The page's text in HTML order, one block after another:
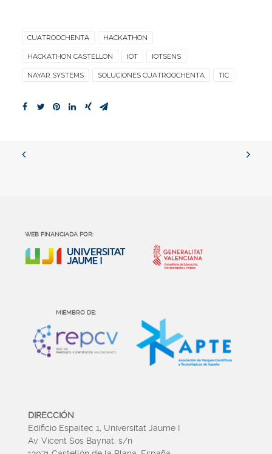
CUATROOCHENTA HACKATHON
HACKATHON CASTELLON IOT IOTSENS
NAYAR SYSTEMS SOLUCIONES CUATROOCHENTA TIC
WEB FINANCIADA POR:
MIEMBRO DE:
DIRECCIÓN
Edificio Espaitec 1, Universitat Jaume I
Av. Vicent Sos Baynat, s/n